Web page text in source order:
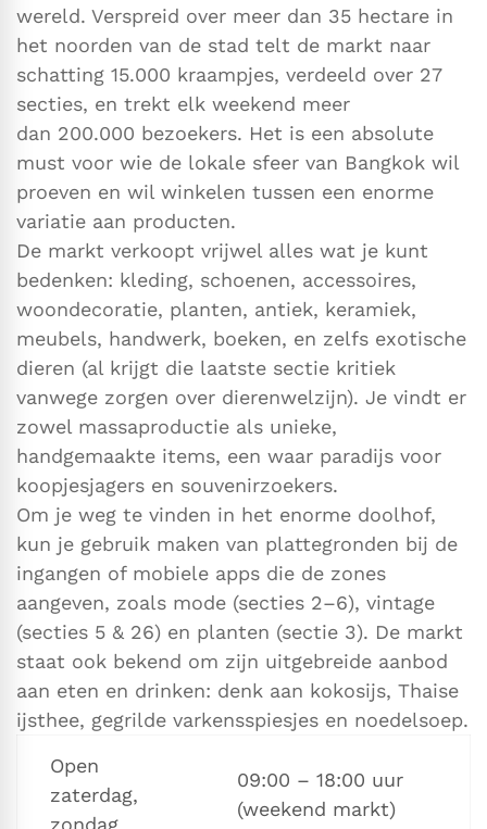
wereld. Verspreid over meer dan 35 hectare in
het noorden van de stad telt de markt naar
schatting 15.000 kraampjes, verdeeld over 27
secties, en trekt elk weekend meer
dan 200.000 bezoekers. Het is een absolute
must voor wie de lokale sfeer van Bangkok wil
proeven en wil winkelen tussen een enorme
variatie aan producten.
De markt verkoopt vrijwel alles wat je kunt
bedenken: kleding, schoenen, accessoires,
woondecoratie, planten, antiek, keramiek,
meubels, handwerk, boeken, en zelfs exotische
dieren (al krijgt die laatste sectie kritiek
vanwege zorgen over dierenwelzijn). Je vindt er
zowel massaproductie als unieke,
handgemaakte items, een waar paradijs voor
koopjesjagers en souvenirzoekers.
Om je weg te vinden in het enorme doolhof,
kun je gebruik maken van plattegronden bij de
ingangen of mobiele apps die de zones
aangeven, zoals mode (secties 2–6), vintage
(secties 5 & 26) en planten (sectie 3). De markt
staat ook bekend om zijn uitgebreide aanbod
aan eten en drinken: denk aan kokosijs, Thaise
ijsthee, gegrilde varkensspiesjes en noedelsoep.
Open
zaterdag,
zondag
09:00 – 18:00 uur
(weekend markt)